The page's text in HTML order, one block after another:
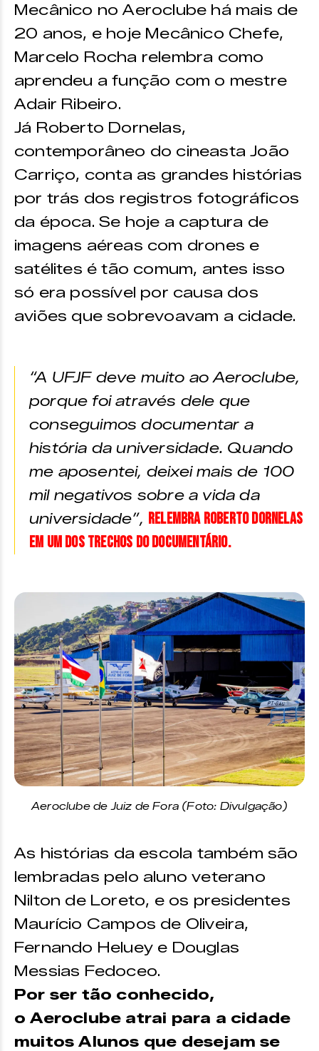
Mecânico no Aeroclube há mais de
20 anos, e hoje Mecânico Chefe,
Marcelo Rocha relembra como
aprendeu a função com o mestre
Adair Ribeiro.
Já Roberto Dornelas,
contemporâneo do cineasta João
Carriço, conta as grandes histórias
por trás dos registros fotográficos
da época. Se hoje a captura de
imagens aéreas com drones e
satélites é tão comum, antes isso
só era possível por causa dos
aviões que sobrevoavam a cidade.
“A UFJF deve muito ao Aeroclube,
porque foi através dele que
conseguimos documentar a
história da universidade. Quando
me aposentei, deixei mais de 100
mil negativos sobre a vida da
universidade”, relembra Roberto Dornelas
em um dos trechos do documentário.
Aeroclube de Juiz de Fora (Foto: Divulgação)
As histórias da escola também são
lembradas pelo aluno veterano
Nilton de Loreto, e os presidentes
Maurício Campos de Oliveira,
Fernando Heluey e Douglas
Messias Fedoceo.
Por ser tão conhecido,
o Aeroclube atrai para a cidade
muitos Alunos que desejam se